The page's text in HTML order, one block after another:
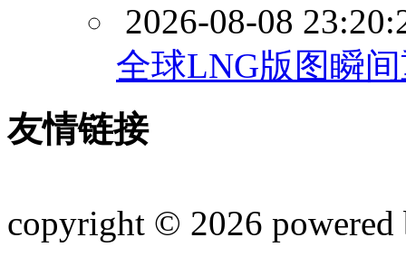
2026-08-08
全球LNG版图瞬
友情链接
copyright © 2026